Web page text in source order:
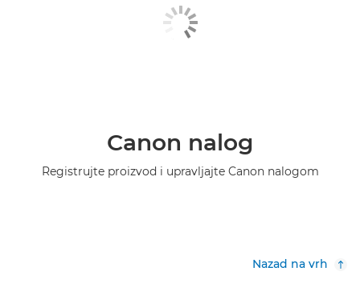
Canon nalog
Registrujte proizvod i upravljajte Canon nalogom
Nazad na vrh